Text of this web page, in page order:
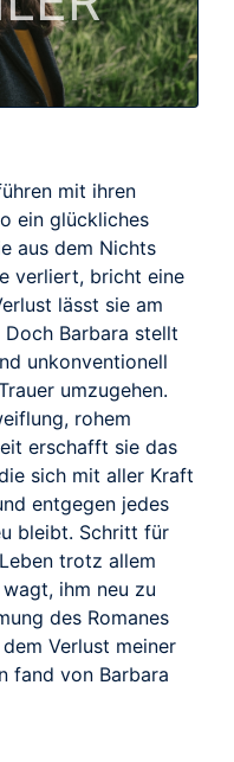
mit ihren
ein glückliches
aus dem Nichts
verliert, bricht eine
lässt sie am
Barbara stellt
unkonventionell
umzugehen.
rohem
erschafft sie das
sich mit aller Kraft
entgegen jedes
bleibt. Schritt für
trotz allem
ihm neu zu
des Romanes
Verlust meiner
fand von Barbara